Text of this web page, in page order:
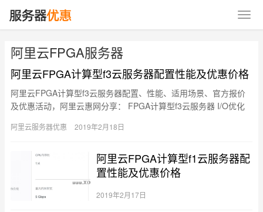
阿里云FPGA服务器
阿里云FPGA计算型f3云服务器配置性能及优惠价格
阿里云FPGA计算型f3云服务器配置、性能、适用场景、官方报价
及优惠活动，阿里云惠网分享： FPGA计算型f3云服务器 I/O优化
阿里云服务器优惠 2019年2月18日
阿里云FPGA计算型f1云服务器配
置性能及优惠价格
2019年2月17日